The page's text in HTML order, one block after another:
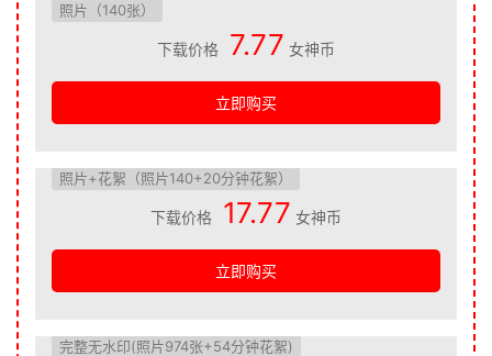
照片（140张）
下载价格 7.77 女神币
立即购买
照片+花絮（照片140+20分钟花絮）
下载价格 17.77 女神币
立即购买
完整无水印(照片974张+54分钟花絮)